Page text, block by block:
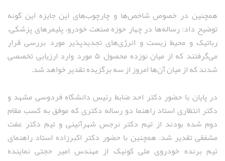
همچنین در خصوص شاخص‌ها و چارچوب‌های این جایزه این گونه
توضیح داد: رساله‌ها در چهار حوزه صنعت خودرو، پلیمرهای پزشکی،
رباتیک و محیط زیست و انرژی‌های تجدیدپذیر مورد بررسی قرار
می‌گرفتند که از میان نوزده محصول ۵ مورد وارد ارزیابی تخصصی
شدند که از میان‌ آن‌ها امروز از سه برگزیده تقدیر خواهد شد.
در پایان با حضور دکتر احد ضابط رئیس دانشگاه فردوسی مشهد و
دکتر انتظاری استاد راهنما دو رساله دکتری که موفق به کسب مقام
دوم شده بودند از تیم دکتر نرجس شهرآئینی و تیم دکتر عفت
مشفقی تقدیر شد. همچنین با حضور دکتر اکبرزاده استاد راهنمای
تیم برنده خودروی ملی کوئیک از مهندس امیر حجتی نماینده